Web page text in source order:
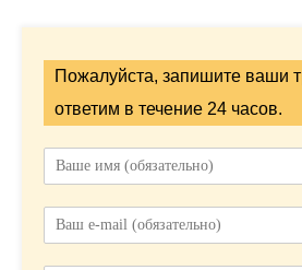
Пожалуйста, запишите ваши
ответим в течение 24 часов.